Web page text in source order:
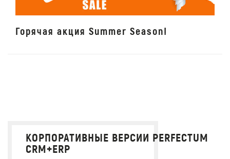
Горячая акция Summer Season!
КОРПОРАТИВНЫЕ ВЕРСИИ PERFECTUM
CRM+ERP